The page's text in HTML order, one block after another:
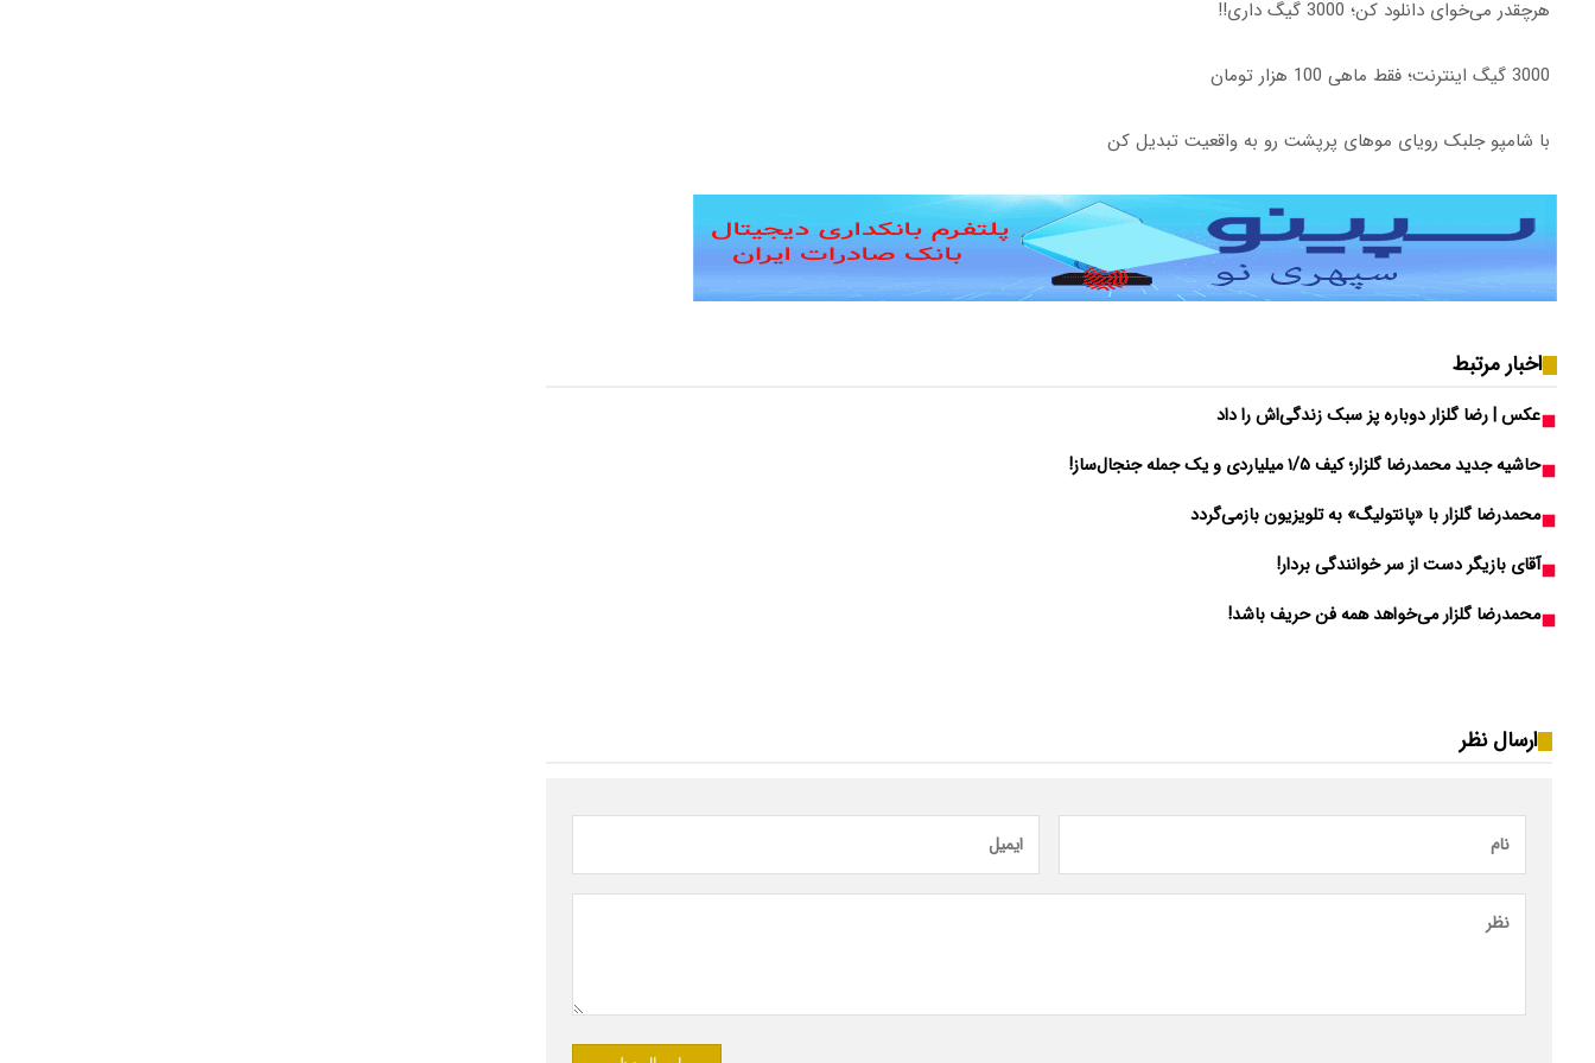
هرچقدر می‌خوای دانلود کن؛ 3000 گیگ داری!!
3000 گیگ اینترنت؛ فقط ماهی 100 هزار تومان
با شامپو جلبک رویای موهای پرپشت رو به واقعیت تبدیل کن
اخبار مرتبط
عکس | رضا گلزار دوباره پز سبک زندگی‌اش را داد
حاشیه جدید محمدرضا گلزار؛ کیف ۱/۵ میلیاردی و یک جمله جنجال‌ساز!
محمدرضا گلزار با «پانتولیگ» به تلویزیون بازمی‌گردد
آقای بازیگر دست از سر خوانندگی بردار!
محمدرضا گلزار می‌خواهد همه فن حریف باشد!
ارسال نظر